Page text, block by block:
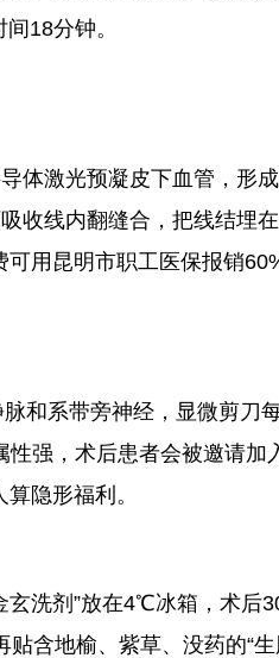
18分钟。
体激光预凝皮下血管，形
收线内翻缝合，把线结埋在
用昆明市职工医保报销
和系带旁神经，显微剪刀
强，术后患者会被邀请加
隐形福利。
玄洗剂”放在4℃冰箱，术后
含地榆、紫草、没药的“